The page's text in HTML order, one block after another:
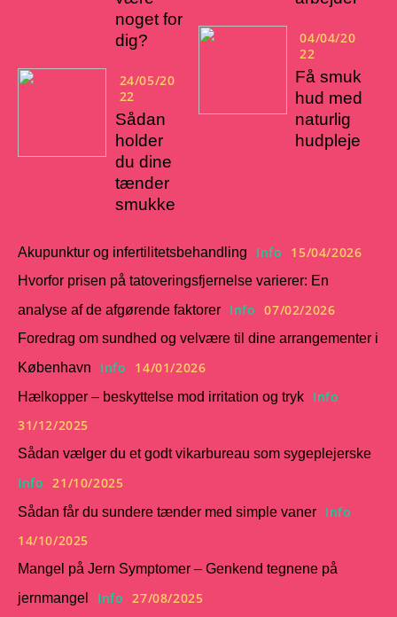
noget for
dig?
24/05/20
22
Sådan
holder
du dine
tænder
smukke
04/04/20
22
Få smuk
hud med
naturlig
hudpleje
Akupunktur og infertilitetsbehandling Info 15/04/2026
Hvorfor prisen på tatoveringsfjernelse varierer: En
analyse af de afgørende faktorer
Info 07/02/2026
Foredrag om sundhed og velvære til dine arrangementer i
København
Info 14/01/2026
Hælkopper – beskyttelse mod irritation og tryk
Info
31/12/2025
Sådan vælger du et godt vikarbureau som sygeplejerske
Info 21/10/2025
Sådan får du sundere tænder med simple vaner
Info
14/10/2025
Mangel på Jern Symptomer – Genkend tegnene på
jernmangel
Info 27/08/2025